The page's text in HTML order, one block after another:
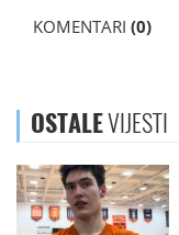
KOMENTARI (0)
OSTALEVIJESTI